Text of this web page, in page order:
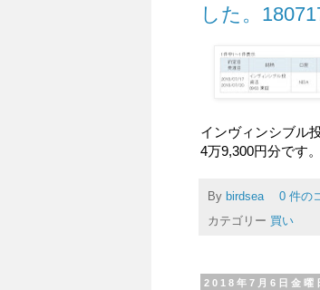
した。
インヴィンシブル
4万9,300円分です。
By birdsea
0 件の
カテゴリー 買い
2018年7月6日金曜